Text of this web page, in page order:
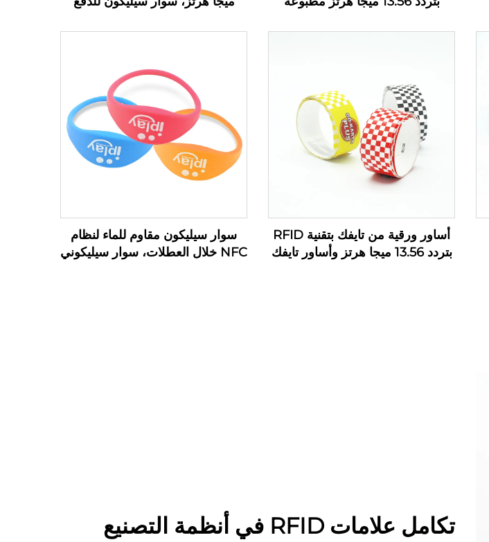
أساور ورقية من تايفك بتقنية RFID
بتردد 13.56 ميجا هرتز وأساور تايفك
سوار سيليكون مقاوم للماء لنظام
NFC خلال العطلات، سوار سيليكوني
تكامل علامات RFID في أنظمة التصنيع